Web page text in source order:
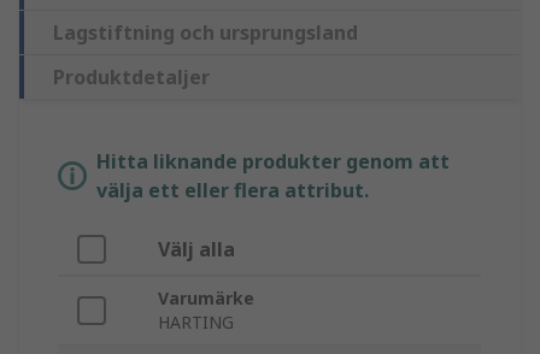
Lagstiftning och ursprungsland
Produktdetaljer
Hitta liknande produkter genom att
välja ett eller flera attribut.
Välj alla
Varumärke
HARTING